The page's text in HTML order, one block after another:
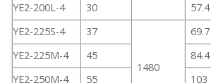
YE2-200L-4
30 57.4
YE2-225S-4
37
1480
69.7
YE2-225M-4
45 84.4
YE2-250M-4
55 103